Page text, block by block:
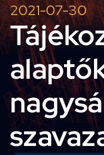
2021-07-30